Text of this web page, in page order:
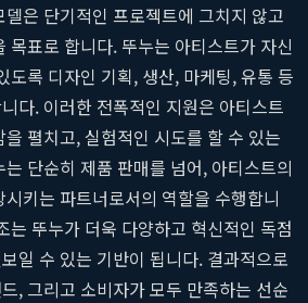
은 단기적인 프로젝트에 그치지 않고
목표로 합니다. 뚜누는 아티스트가 자신
도록 디자인 기획, 생산, 마케팅, 유통 등
다. 이러한 전폭적인 지원은 아티스트
펼치고, 실험적인 시도를 할 수 있는
단순히 제품 판매를 넘어, 아티스트의
키는 파트너로서의 역할을 수행합니
는 뚜누가 더욱 다양하고 혁신적인 독점
일 수 있는 기반이 됩니다. 결과적으로
, 그리고 소비자가 모두 만족하는 선순